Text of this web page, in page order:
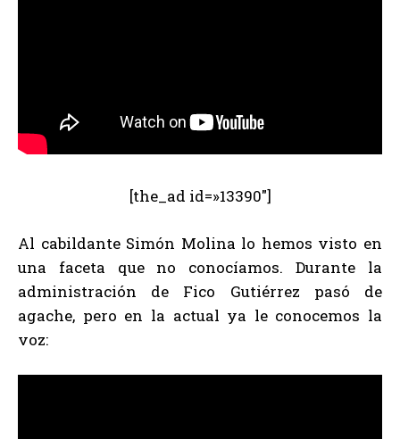
[the_ad id=»13390″]
Al cabildante Simón Molina lo hemos visto en
una faceta que no conocíamos. Durante la
administración de Fico Gutiérrez pasó de
agache, pero en la actual ya le conocemos la
voz: